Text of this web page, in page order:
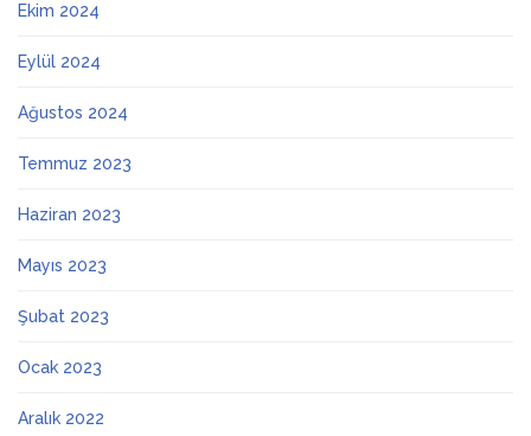
Ekim 2024
Eylül 2024
Ağustos 2024
Temmuz 2023
Haziran 2023
Mayıs 2023
Şubat 2023
Ocak 2023
Aralık 2022